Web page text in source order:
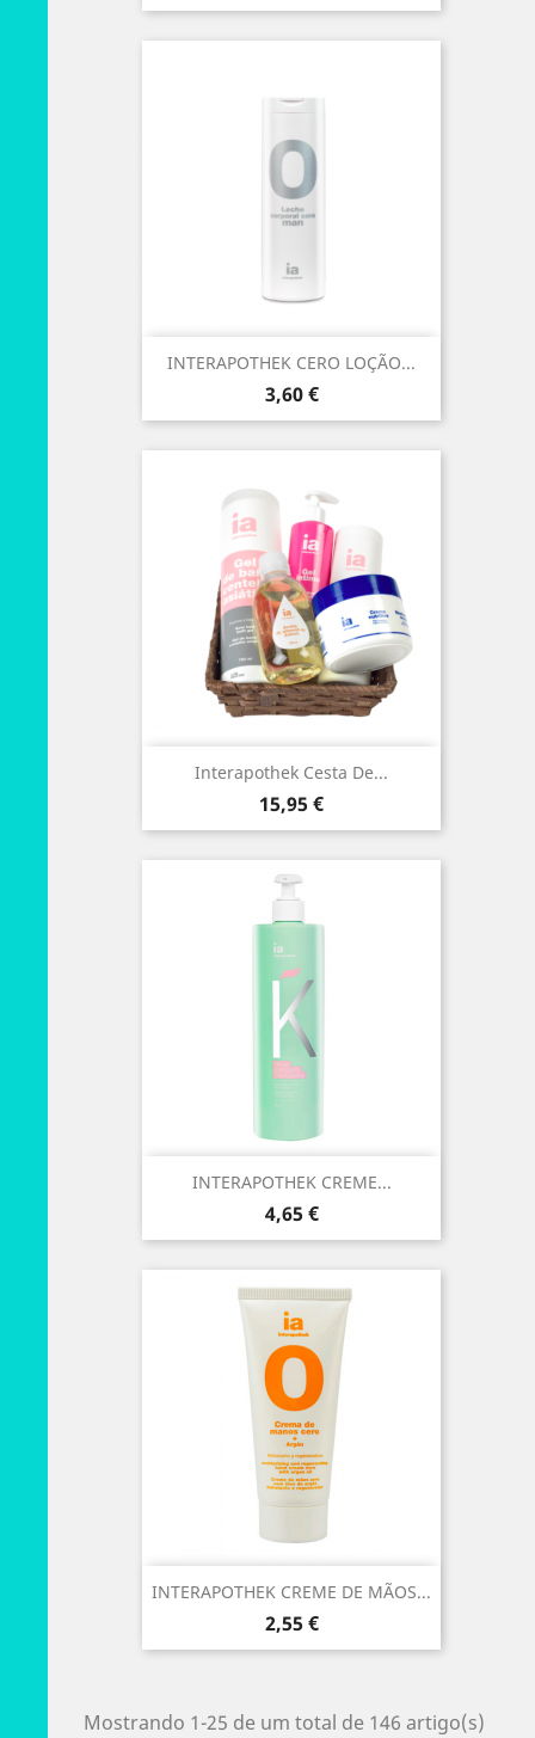
INTERAPOTHEK CERO LOÇÃO...
Preço
3,60 €
Interapothek Cesta De...
Preço
15,95 €
INTERAPOTHEK CREME...
Preço
4,65 €
INTERAPOTHEK CREME DE MÃOS...
Preço
2,55 €
Mostrando 1-25 de um total de 146 artigo(s)